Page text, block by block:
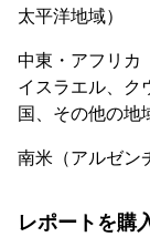
太平洋地域）
中東・アフリカ
イスラエル、ク
国、その他の地
南米（アルゼン
レポートを購